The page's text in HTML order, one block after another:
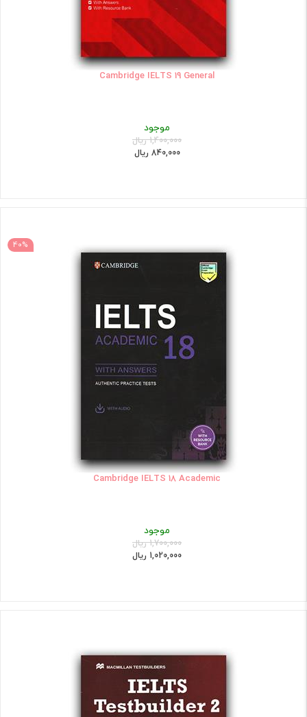
Cambridge IELTS 19 General
موجود
1,400,000 ریال
840,000 ریال
40%
Cambridge IELTS 18 Academic
موجود
1,700,000 ریال
1,020,000 ریال